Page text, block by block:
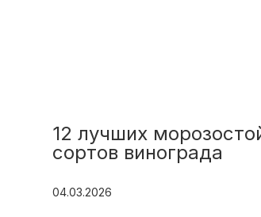
12 лучших
сортов винограда
04.03.2026